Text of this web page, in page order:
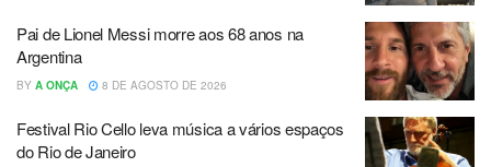
Pai de Lionel Messi morre aos 68 anos na
Argentina
BY A ONÇA 8 DE AGOSTO DE 2026
Festival Rio Cello leva música a vários espaços
do Rio de Janeiro